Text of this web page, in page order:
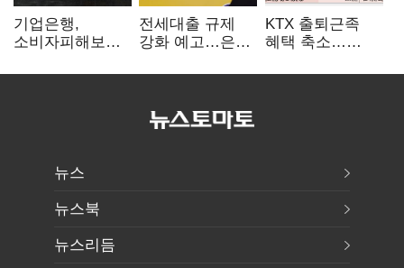
기업은행,
소비자피해보상
보이스피싱 공시
전세대출 규제
강화 예고…은행
KTX 출퇴근족
혜택 축소…
소득공제 개편
뉴스
뉴스북
뉴스리듬